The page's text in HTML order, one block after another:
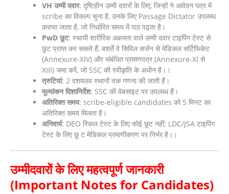
VH उम्मी दवार: दृष्टिहीन उम्मी दवारों के लिए, जिन्हों ने आवेदन पत्र में
scribe का विकल्प चुना है, उनके लिए Passage Dictator उपलब्ध
कराया जाता है, जो निर्धारित समय में पाठ पढ़ता है।
PwD छूट: स्थायी शारीरिक अक्षमता वाले उम्मी दवार टाइपिंग टेस्ट से
छूट प्राप्त कर सकते हैं, बशर्ते वे सिविल सर्जन से मेडिकल सर्टिफिकेट
(Annexure-XIV) और संबंधित प्रमाणपत्र (Annexure-XI से
XIII) जमा करें, जो SSC की स्वीकृति के अधीन है।।
त्रुटियां: 2 दशमलव स्थानों तक गणना की जाती हैं।
मूल्यांकन दिशानिर्देश: SSC की वेबसाइट पर उपलब्ध हैं।
अतिरिक्त समय: scribe-eligible candidates को 5 मिनट का
अतिरिक्त समय मिलता है।
अनिवार्य: DEO स्किल टेस्ट के लिए कोई छूट नहीं; LDC/JSA टाइपिंग
टेस्ट के लिए छू ट मेडिकल प्रमाणीकरण पर निर्भर है।।
उम्मीदवारों के लिए महत्वपूर्ण जानकारी
(Important Notes for Candidates)